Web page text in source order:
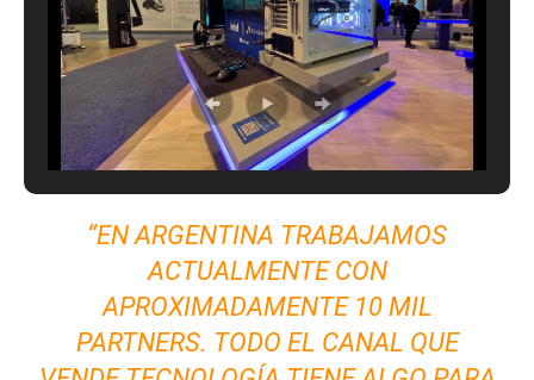
“EN ARGENTINA TRABAJAMOS
ACTUALMENTE CON
APROXIMADAMENTE 10 MIL
PARTNERS. TODO EL CANAL QUE